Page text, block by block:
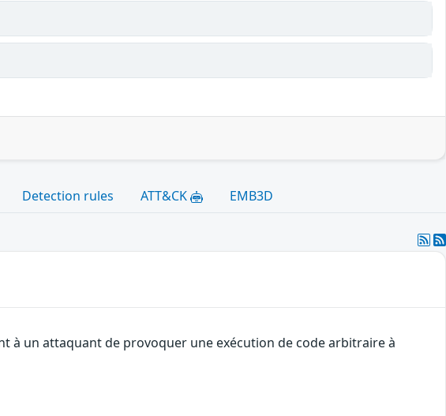
Detection rules ATT&CK EMB3D
à un attaquant de provoquer une exécution de code arbitraire à